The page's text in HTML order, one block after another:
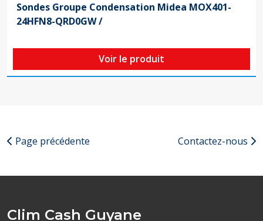
Sondes Groupe Condensation Midea MOX401-
24HFN8-QRD0GW /
Voir le produit
Page précédente Contactez-nous
Clim Cash Guyane